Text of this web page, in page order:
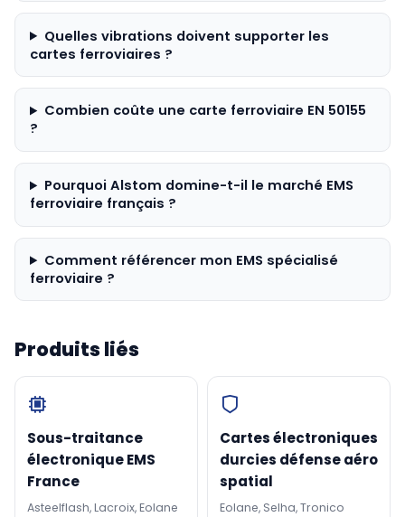
Quelles vibrations doivent supporter les
cartes ferroviaires ?
Combien coûte une carte ferroviaire EN 50155
?
Pourquoi Alstom domine-t-il le marché EMS
ferroviaire français ?
Comment référencer mon EMS spécialisé
ferroviaire ?
Produits liés
Sous-traitance
électronique EMS
France
Asteelflash, Lacroix, Eolane
Cartes électroniques
durcies défense aéro
spatial
Eolane, Selha, Tronico